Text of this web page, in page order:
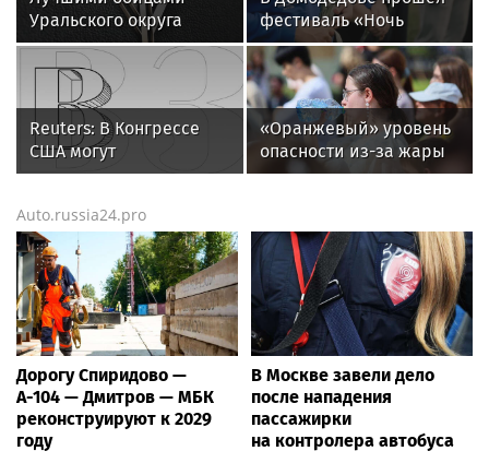
Уральского округа
Росгвардии стали
военнослужащие
озерского соединения
по охране важных
государственных
объектов
фестиваль «Ночь
тарана» в честь
Виктора Талалихина
Reuters: В Конгрессе
США могут
заблокировать новые
«Оранжевый» уровень
опасности из-за жары
отменили в Москве
Auto.russia24.pro
Дорогу Спиридово —
А-104 — Дмитров — МБК
реконструируют к 2029
году
В Москве завели дело
после нападения
пассажирки
на контролера автобуса